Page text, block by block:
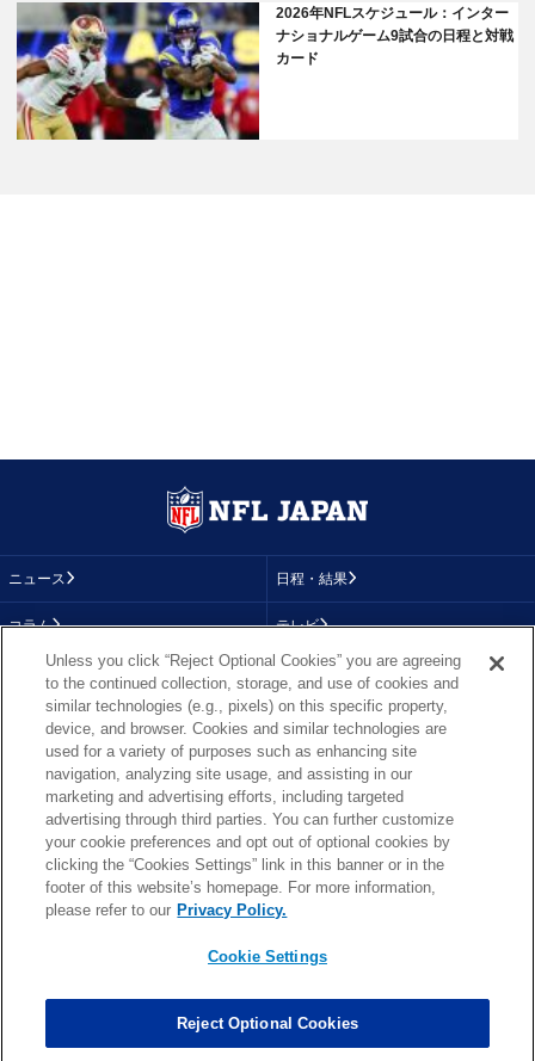
2026年NFLスケジュール：インター
ナショナルゲーム9試合の日程と対戦
カード
ニュース 日程・結果
コラム テレビ
画像
順位表
About NFL
More NFL 特集
TOP お問い合わせ FAQ
PHOTO BY AP Images / PHOTO BY Getty Images
Unless you click “Reject Optional Cookies” you are agreeing
to the continued collection, storage, and use of cookies and
similar technologies (e.g., pixels) on this specific property,
device, and browser. Cookies and similar technologies are
used for a variety of purposes such as enhancing site
navigation, analyzing site usage, and assisting in our
marketing and advertising efforts, including targeted
advertising through third parties. You can further customize
your cookie preferences and opt out of optional cookies by
clicking the “Cookies Settings” link in this banner or in the
footer of this website’s homepage. For more information,
please refer to our Privacy Policy.
Cookie Settings
Reject Optional Cookies